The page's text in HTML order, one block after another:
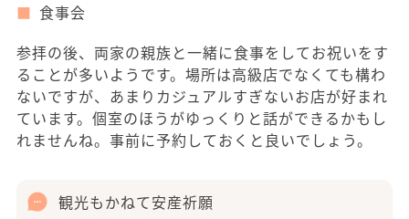
食事会
参拝の後、両家の親族と一緒に食事をしてお祝いをす
ることが多いようです。場所は高級店でなくても構わ
ないですが、あまりカジュアルすぎないお店が好まれ
ています。個室のほうがゆっくりと話ができるかもし
れませんね。事前に予約しておくと良いでしょう。
観光もかねて安産祈願